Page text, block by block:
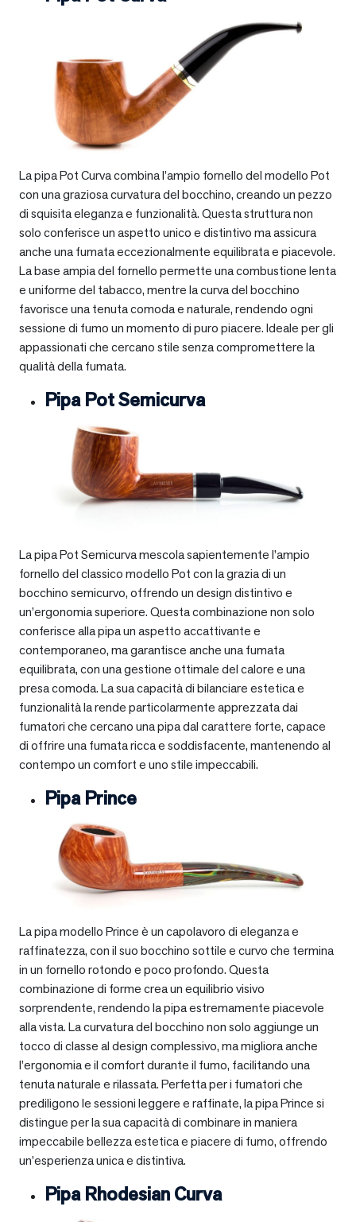
La pipa Pot Curva combina l’ampio fornello del modello Pot
con una graziosa curvatura del bocchino, creando un pezzo
di squisita eleganza e funzionalità. Questa struttura non
solo conferisce un aspetto unico e distintivo ma assicura
anche una fumata eccezionalmente equilibrata e piacevole.
La base ampia del fornello permette una combustione lenta
e uniforme del tabacco, mentre la curva del bocchino
favorisce una tenuta comoda e naturale, rendendo ogni
sessione di fumo un momento di puro piacere. Ideale per gli
appassionati che cercano stile senza compromettere la
qualità della fumata.
Pipa Pot Semicurva
La pipa Pot Semicurva mescola sapientemente l’ampio
fornello del classico modello Pot con la grazia di un
bocchino semicurvo, offrendo un design distintivo e
un’ergonomia superiore. Questa combinazione non solo
conferisce alla pipa un aspetto accattivante e
contemporaneo, ma garantisce anche una fumata
equilibrata, con una gestione ottimale del calore e una
presa comoda. La sua capacità di bilanciare estetica e
funzionalità la rende particolarmente apprezzata dai
fumatori che cercano una pipa dal carattere forte, capace
di offrire una fumata ricca e soddisfacente, mantenendo al
contempo un comfort e uno stile impeccabili.
Pipa Prince
La pipa modello Prince è un capolavoro di eleganza e
raffinatezza, con il suo bocchino sottile e curvo che termina
in un fornello rotondo e poco profondo. Questa
combinazione di forme crea un equilibrio visivo
sorprendente, rendendo la pipa estremamente piacevole
alla vista. La curvatura del bocchino non solo aggiunge un
tocco di classe al design complessivo, ma migliora anche
l’ergonomia e il comfort durante il fumo, facilitando una
tenuta naturale e rilassata. Perfetta per i fumatori che
prediligono le sessioni leggere e raffinate, la pipa Prince si
distingue per la sua capacità di combinare in maniera
impeccabile bellezza estetica e piacere di fumo, offrendo
un’esperienza unica e distintiva.
Pipa Rhodesian Curva